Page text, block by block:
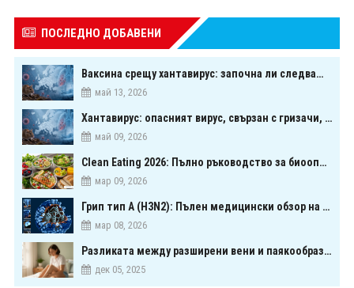
ПОСЛЕДНО ДОБАВЕНИ
Ваксина срещу хантавирус: започна ли следващата голяма надпревара в медицината?
май 13, 2026
Хантавирус: опасният вирус, свързан с гризачи, който предизвика тревога в Европа
май 09, 2026
Clean Eating 2026: Пълно ръководство за биооптимизация чрез хранене
мар 09, 2026
Грип тип A (H3N2): Пълен медицински обзор на сезонния щам през 2026 г.
мар 08, 2026
Разликата между разширени вени и паякообразни вени - и как наистина можете да ги предотвратите
дек 05, 2025